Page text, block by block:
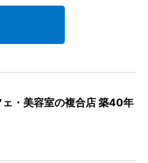
・美容室の複合店 築40年